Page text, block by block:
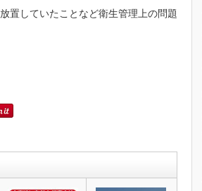
置していたことなど衛生管理上の問題